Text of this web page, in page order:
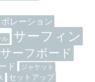
ボレーション
ル サーフィン
サーフボード
ド ジャケット
セットアップ